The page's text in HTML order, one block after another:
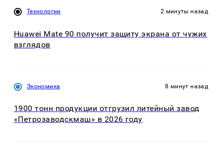
Технологии 2 минуты назад
Huawei Mate 90 получит защиту экрана от чужих
взглядов
Экономика 8 минут назад
1900 тонн продукции отгрузил литейный завод
«Петрозаводскмаш» в 2026 году